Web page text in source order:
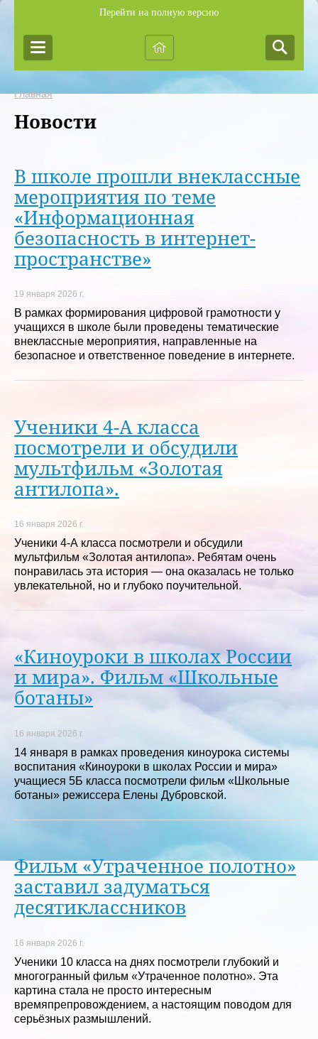
Перейти на полную версию
Главная
Новости
В школе прошли внеклассные
мероприятия по теме
«Информационная
безопасность в интернет-
пространстве»
19 января 2026 г.
В рамках формирования цифровой грамотности у
учащихся в школе были проведены тематические
внеклассные мероприятия, направленные на
безопасное и ответственное поведение в интернете.
Ученики 4-А класса
посмотрели и обсудили
мультфильм «Золотая
антилопа».
16 января 2026 г.
Ученики 4-А класса посмотрели и обсудили
мультфильм «Золотая антилопа». Ребятам очень
понравилась эта история — она оказалась не только
увлекательной, но и глубоко поучительной.
«Киноуроки в школах России
и мира». Фильм «Школьные
ботаны»
16 января 2026 г.
14 января в рамках проведения киноурока системы
воспитания «Киноуроки в школах России и мира»
учащиеся 5Б класса посмотрели фильм «Школьные
ботаны» режиссера Елены Дубровской.
Фильм «Утраченное полотно»
заставил задуматься
десятиклассников
16 января 2026 г.
Ученики 10 класса на днях посмотрели глубокий и
многогранный фильм «Утраченное полотно». Эта
картина стала не просто интересным
времяпрепровождением, а настоящим поводом для
серьёзных размышлений.